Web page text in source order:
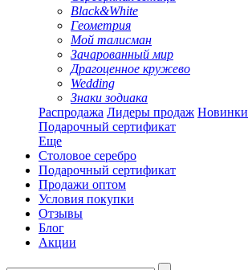
Black&White
Геометрия
Мой талисман
Зачарованный мир
Драгоценное кружево
Wedding
Знаки зодиака
Распродажа Лидеры продаж Новинки
Подарочный сертификат
Еще
Столовое серебро
Подарочный сертификат
Продажи оптом
Условия покупки
Отзывы
Блог
Акции